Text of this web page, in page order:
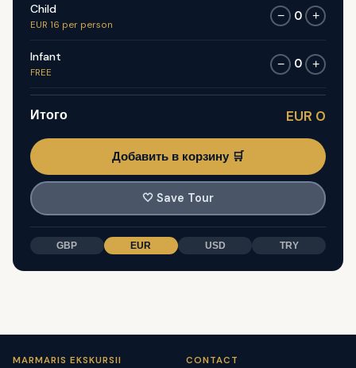
Child
EUR 16 per person
− 0 +
Infant
FREE
− 0 +
Итого EUR 0
Добавить в корзину 🛒
🤍 Save Tour
GBP EUR USD TRY
MARMARIS EKSKURSII CONTACT